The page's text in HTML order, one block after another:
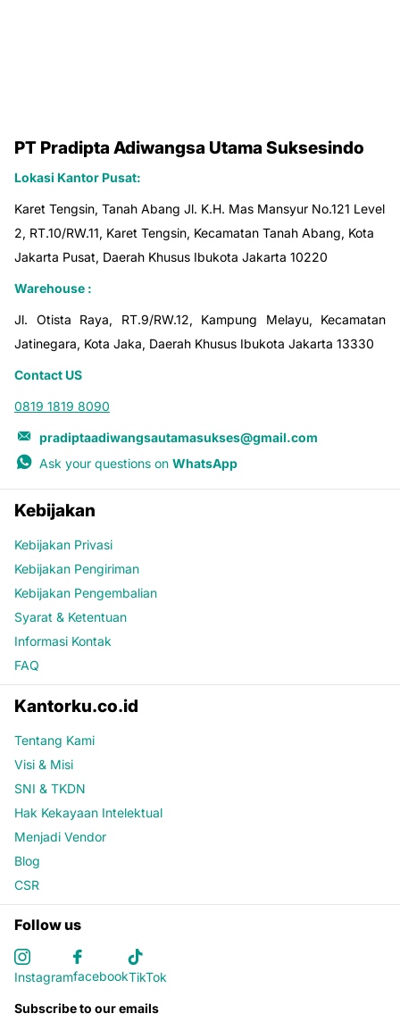
PT Pradipta Adiwangsa Utama Suksesindo
Lokasi Kantor Pusat:
Karet Tengsin, Tanah Abang Jl. K.H. Mas Mansyur No.121 Level
2, RT.10/RW.11, Karet Tengsin, Kecamatan Tanah Abang, Kota
Jakarta Pusat, Daerah Khusus Ibukota Jakarta 10220
Warehouse :
Jl. Otista Raya, RT.9/RW.12, Kampung Melayu, Kecamatan
Jatinegara, Kota Jaka, Daerah Khusus Ibukota Jakarta 13330
Contact US
0819 1819 8090
pradiptaadiwangsautamasukses@gmail.com
Ask your questions on WhatsApp
Kebijakan
Kebijakan Privasi
Kebijakan Pengiriman
Kebijakan Pengembalian
Syarat & Ketentuan
Informasi Kontak
FAQ
Kantorku.co.id
Tentang Kami
Visi & Misi
SNI & TKDN
Hak Kekayaan Intelektual
Menjadi Vendor
Blog
CSR
Follow us
InstagramfacebookTikTok
Subscribe to our emails